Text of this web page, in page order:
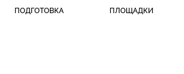
ПОДГОТОВКА ПЛОЩАДКИ